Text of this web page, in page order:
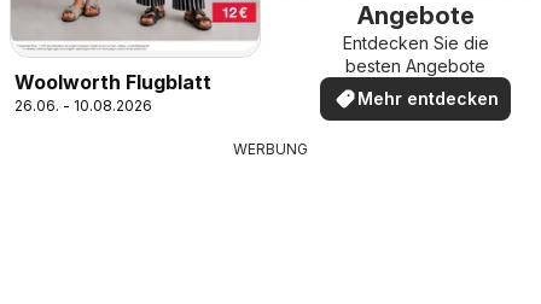
Woolworth Flugblatt
26.06. - 10.08.2026
Angebote
Entdecken Sie die
besten Angebote
Mehr entdecken
WERBUNG